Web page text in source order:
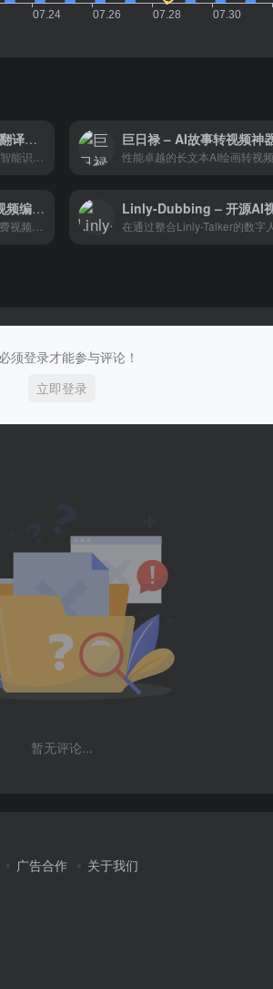
VideoLingo – 全自动AI视频翻译工具 巨日禄 – AI故事转视频神
性能卓越的长文本AI绘画转视
Clipchamp – 微软旗下免费视频编辑软件
须登录才能参与评论！
立即登录
暂无评论...
广告合作 关于我们